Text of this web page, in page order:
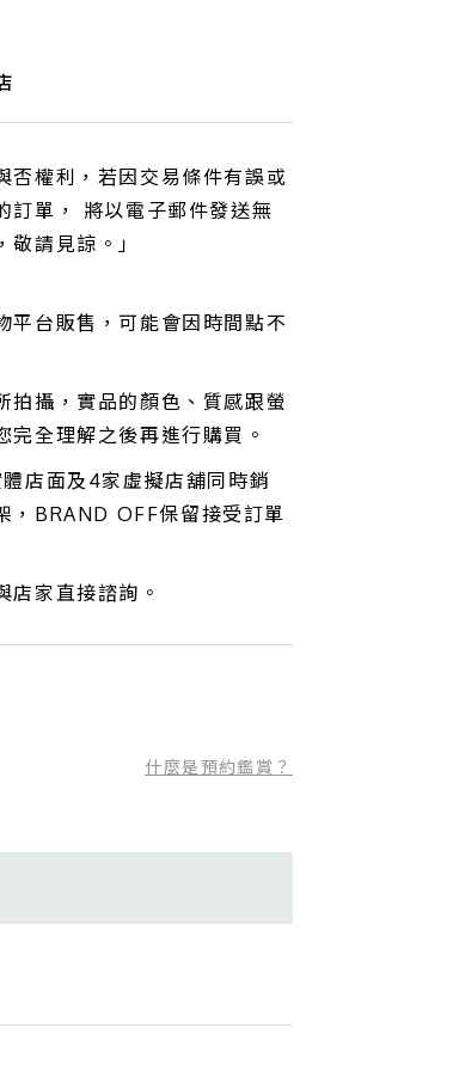
否權利，若因交易條件有誤或
訂單， 將以電子郵件發送無
請見諒。」
台販售，可能會因時間點不
攝，實品的顏色、質感跟螢
全理解之後再進行購買。
店面及4家虛擬店舖同時銷
，BRAND OFF保留接受訂單
家直接諮詢。
什麼是預約鑑賞？